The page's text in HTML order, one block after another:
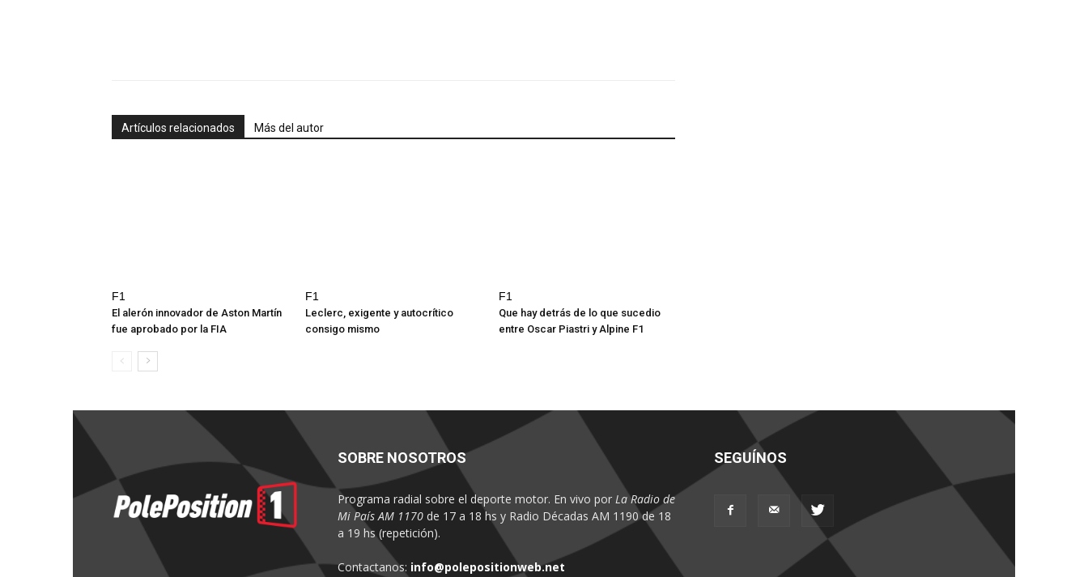
Artículos relacionados Más del autor
F1
El alerón innovador de Aston Martín
fue aprobado por la FIA
F1
Leclerc, exigente y autocrítico
consigo mismo
F1
Que hay detrás de lo que sucedio
entre Oscar Piastri y Alpine F1
SOBRE NOSOTROS
Programa radial sobre el deporte motor. En vivo por La Radio de
Mi País AM 1170 de 17 a 18 hs y Radio Décadas AM 1190 de 18
a 19 hs (repetición).
Contactanos: info@polepositionweb.net
SEGUÍNOS